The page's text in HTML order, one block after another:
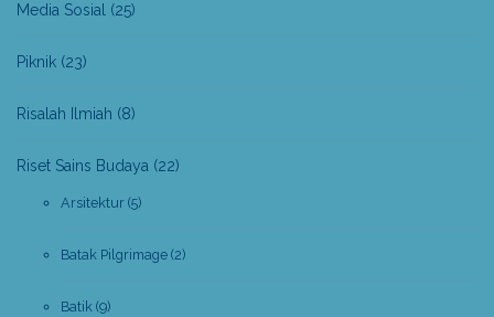
Media Sosial (25)
Piknik (23)
Risalah Ilmiah (8)
Riset Sains Budaya (22)
Arsitektur (5)
Batak Pilgrimage (2)
Batik (9)